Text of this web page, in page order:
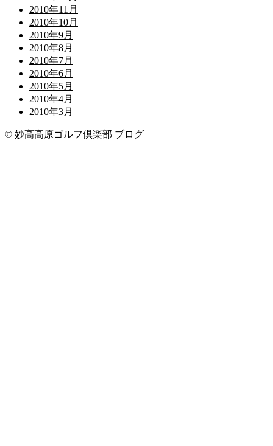
2010年11月
2010年10月
2010年9月
2010年8月
2010年7月
2010年6月
2010年5月
2010年4月
2010年3月
© 妙高高原ゴルフ倶楽部 ブログ